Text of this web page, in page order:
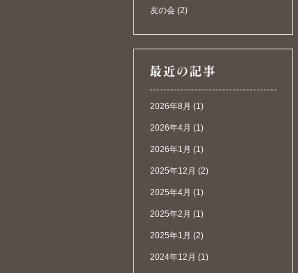
友の会 (2)
2026年8月 (1)
2026年4月 (1)
2026年1月 (1)
2025年12月 (2)
2025年4月 (1)
2025年2月 (1)
2025年1月 (2)
2024年12月 (1)